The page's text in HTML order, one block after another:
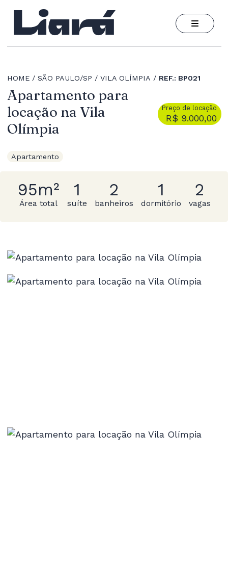
HOME SÃO PAULO/SP VILA OLÍMPIA REF.: BP021
Apartamento para
locação na Vila
Olímpia
Preço de locação
R$ 9.000,00
Apartamento
95m²
Área total
1
suíte
2
banheiros
1
dormitório
2
vagas